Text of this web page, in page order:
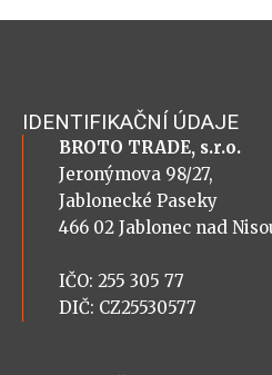
IDENTIFIKAČNÍ ÚDAJE
BROTO TRADE, s.r.o.
Jeronýmova 98/27,
Jablonecké Paseky
466 02 Jablonec nad
IČO: 255 305 77
DIČ: CZ25530577